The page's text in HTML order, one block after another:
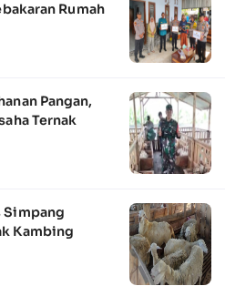
Rumah
Pangan,
Ternak
Simpang
Kambing